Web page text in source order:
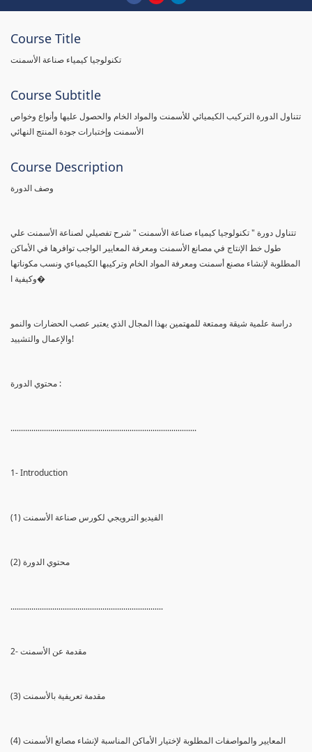
Course Title
تكنولوجيا كيمياء صناعة الأسمنت
Course Subtitle
تتناول الدورة التركيب الكيميائي للأسمنت والمواد الخام والحصول عليها وأنواع وخواص
الأسمنت وإختبارات جودة المنتج النهائي
Course Description
وصف الدورة
تتناول دورة " تكنولوجيا كيمياء صناعة الأسمنت " شرح تفصيلي لصناعة الأسمنت علي
طول خط الإنتاج في مصانع الأسمنت ومعرفة المعايير الواجب توافرها في الأماكن
المطلوبة لإنشاء مصنع أسمنت ومعرفة المواد الخام وتركيبها الكيمياءي ونسب مكوناتها
وكيفية ا�
دراسة علمية شيقة وممتعة للمهتمين بهذا المجال الذي يعتبر عصب الحضارات والنمو
والإعمال والتشييد!
محتوي الدورة :
.........................................................................................
1- Introduction
(1) الفيديو الترويجي لكورس صناعة الأسمنت
(2) محتوي الدورة
.........................................................................
2- مقدمة عن الأسمنت
(3) مقدمة تعريفية بالأسمنت
(4) المعايير والمواصفات المطلوبة لإختيار الأماكن المناسبة لإنشاء مصانع الأسمنت